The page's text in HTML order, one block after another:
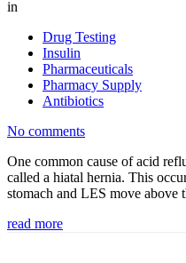
in
Drug Testing
Insulin
Pharmaceuticals
Pharmacy Supply
Antibiotics
No comments
One common cause of acid
called a hiatal hernia. This
stomach and LES move above
read more